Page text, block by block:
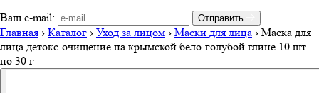
Ваш e-mail: Отправить
Главная › Каталог › Уход за лицом › Маски для лица › Маска для
лица детокс-очищение на крымской бело-голубой глине 10 шт.
по 30 г